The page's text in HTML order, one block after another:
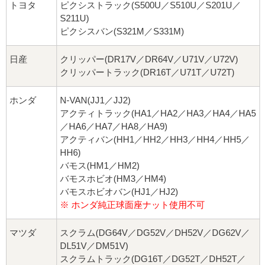
トヨタ
ピクシストラック(S500U／S510U／S201U／
S211U)
ピクシスバン(S321M／S331M)
日産
クリッパー(DR17V／DR64V／U71V／U72V)
クリッパートラック(DR16T／U71T／U72T)
ホンダ
N-VAN(JJ1／JJ2)
アクティトラック(HA1／HA2／HA3／HA4／HA5
／HA6／HA7／HA8／HA9)
アクティバン(HH1／HH2／HH3／HH4／HH5／
HH6)
バモス(HM1／HM2)
バモスホビオ(HM3／HM4)
バモスホビオバン(HJ1／HJ2)
※ ホンダ純正球面座ナット使用不可
マツダ
スクラム(DG64V／DG52V／DH52V／DG62V／
DL51V／DM51V)
スクラムトラック(DG16T／DG52T／DH52T／